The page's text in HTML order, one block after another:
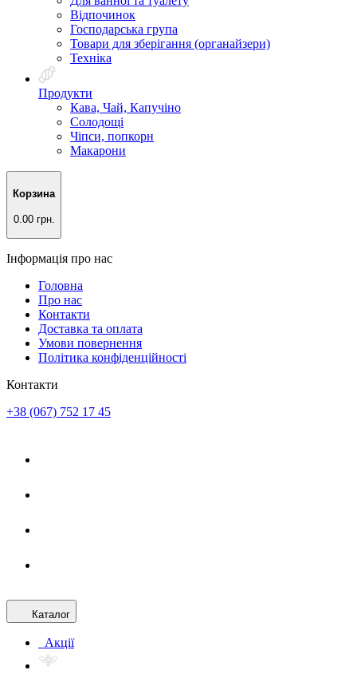
Відпочинок
Господарська група
Товари для зберігання (органайзери)
Техніка
Продукти
Кава, Чай, Капучіно
Солодощі
Чіпси, попкорн
Макарони
Корзина
0.00 грн.
Інформація про нас
Головна
Про нас
Контакти
Доставка та оплата
Умови повернення
Політика конфіденційності
Контакти
+38 (067) 752 17 45
Каталог
Акції